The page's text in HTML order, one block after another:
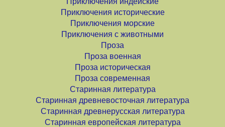
Приключения исторические
Приключения морские
Приключения с животными
Проза
Проза военная
Проза историческая
Проза современная
Старинная литература
Старинная древневосточная литература
Старинная древнерусская литература
Старинная европейская литература